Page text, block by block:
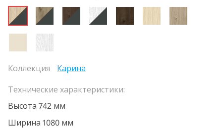
Коллекция
Карина
Технические характеристики:
Высота 742 мм
Ширина 1080 мм